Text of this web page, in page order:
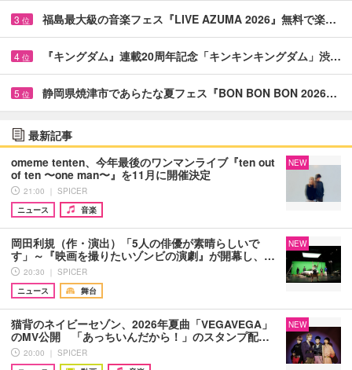
3 位 福島最大級の音楽フェス『LIVE AZUMA 2026』無料で楽…
4 位 『キングダム』連載20周年記念「キンキンキングダム」渋…
5 位 静岡県焼津市であらたな夏フェス『BON BON BON 2026…
最新記事
omeme tenten、今年最後のワンマンライブ『ten out
of ten 〜one man〜』を11月に開催決定
21:00 ｜ SPICER
ニュース
音楽
NEW
岡田利規（作・演出）「5人の俳優が素晴らしいで
す」～『映画を撮りたいゾンビの演劇』が開幕し、…
20:30 ｜ SPICER
ニュース
舞台
NEW
猫背のネイビーセゾン、2026年夏曲「VEGAVEGA」
のMV公開 「あっちいんだから！」のスタンプ配…
20:00 ｜ SPICER
NEW